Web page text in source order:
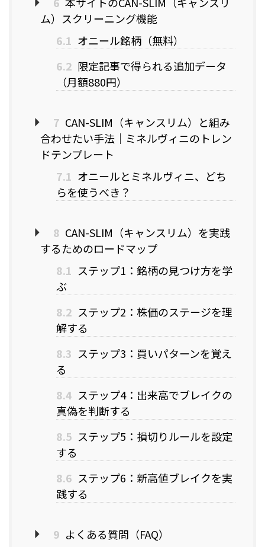
ム）スクリーニング機能
6.1 オニール銘柄（無料）
6.2 限定記事で得られる追加データ
（月額880円）
7 CAN-SLIM（キャンスリム）と組み
合わせたい手法｜ミネルヴィニのトレン
ドテンプレート
7.1 オニールとミネルヴィニ、どち
らを使うべき？
8 CAN-SLIM（キャンスリム）を実践
するためのロードマップ
8.1 ステップ1：銘柄の見つけ方を学
ぶ
8.2 ステップ2：株価のステージを理
解する
8.3 ステップ3：買いパターンを覚え
る
8.4 ステップ4：出来高でブレイクの
真偽を判断する
8.5 ステップ5：損切りルールを設定
する
8.6 ステップ6：新高値ブレイクを実
践する
9 よくある質問（FAQ）